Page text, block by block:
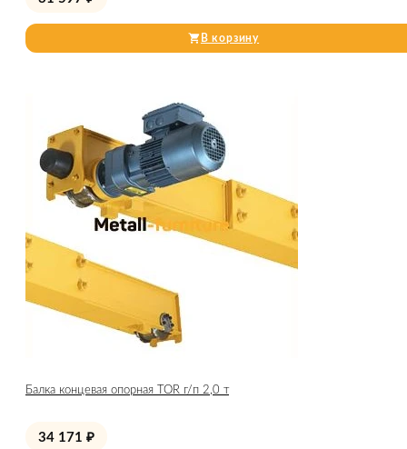
В корзину
Балка концевая опорная TOR г/п 2,0 т
34 171 ₽